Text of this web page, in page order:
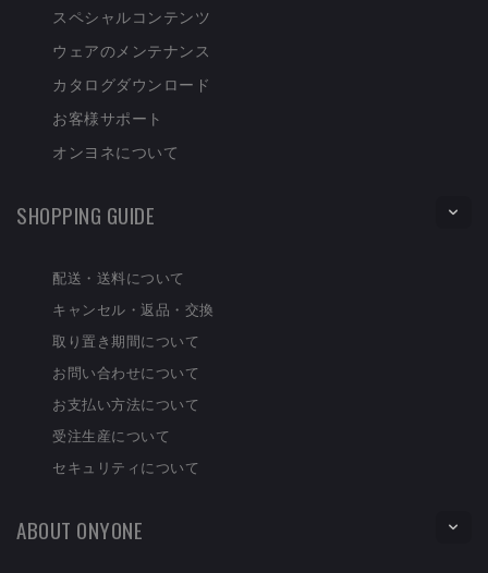
スペシャルコンテンツ
ウェアのメンテナンス
カタログダウンロード
お客様サポート
オンヨネについて
SHOPPING GUIDE
配送・送料について
キャンセル・返品・交換
取り置き期間について
お問い合わせについて
お支払い方法について
受注生産について
セキュリティについて
ABOUT ONYONE